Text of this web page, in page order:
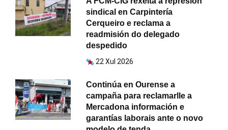
sindical en Carpintería
Cerqueiro e reclama a
readmisión do delegado
despedido
22 Xul 2026
Continúa en Ourense a
campaña para reclamarlle a
Mercadona información e
garantías laborais ante o novo